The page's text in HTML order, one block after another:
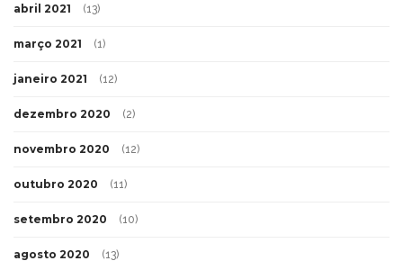
abril 2021 (13)
março 2021 (1)
janeiro 2021 (12)
dezembro 2020 (2)
novembro 2020 (12)
outubro 2020 (11)
setembro 2020 (10)
agosto 2020 (13)